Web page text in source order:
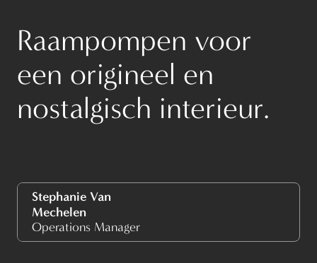
Raampompen voor
een origineel en
nostalgisch interieur.
Stephanie Van
Mechelen
Operations Manager